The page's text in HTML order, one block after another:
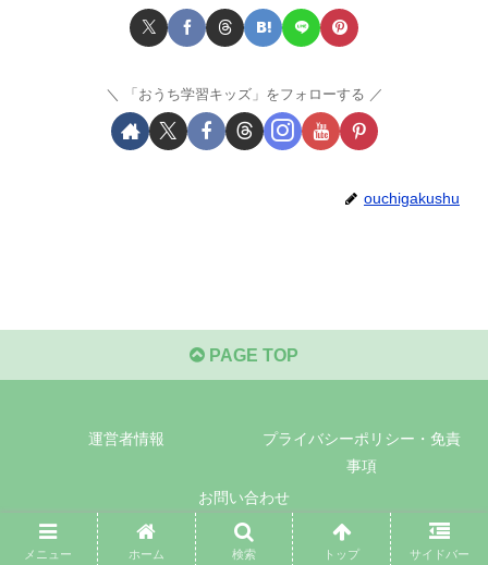
「おうち学習キッズ」をフォローする
ouchigakushu
PAGE TOP
運営者情報
プライバシーポリシー・免責
事項
お問い合わせ
© 2021-2026 無料プリント教材｜おうち学習キッズ.
メニュー ホーム 検索 トップ サイドバー